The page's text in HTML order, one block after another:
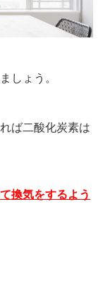
しょう。
ば二酸化炭素は
換気をするよう